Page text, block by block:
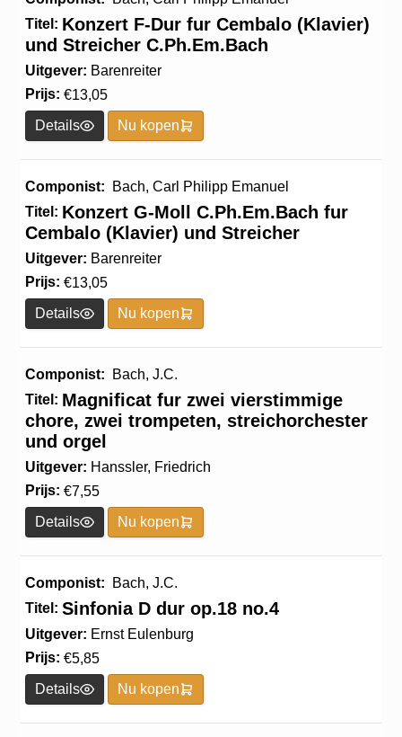
Titel: Konzert F-Dur fur Cembalo (Klavier)
und Streicher C.Ph.Em.Bach
Uitgever: Barenreiter
Prijs: €13,05
Details
Nu kopen
Componist:
Bach, Carl Philipp Emanuel
Titel: Konzert G-Moll C.Ph.Em.Bach fur
Cembalo (Klavier) und Streicher
Uitgever: Barenreiter
Prijs: €13,05
Details
Nu kopen
Componist:
Bach, J.C.
Titel: Magnificat fur zwei vierstimmige
chore, zwei trompeten, streichorchester
und orgel
Uitgever: Hanssler, Friedrich
Prijs: €7,55
Details
Nu kopen
Componist:
Bach, J.C.
Titel: Sinfonia D dur op.18 no.4
Uitgever: Ernst Eulenburg
Prijs: €5,85
Details
Nu kopen